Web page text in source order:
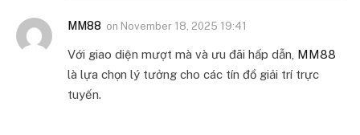
MM88 on November 18, 2025 19:41
Với giao diện mượt mà và ưu đãi hấp dẫn, MM88
là lựa chọn lý tưởng cho các tín đồ giải trí trực
tuyến.